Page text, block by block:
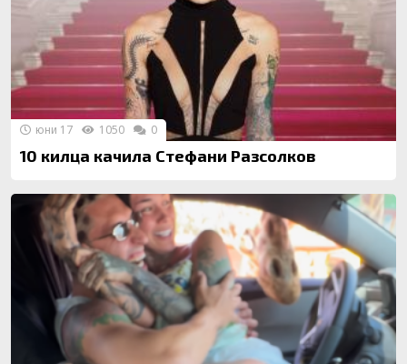
10 килца качила Стефани Разсолков
юни 17 1050 0